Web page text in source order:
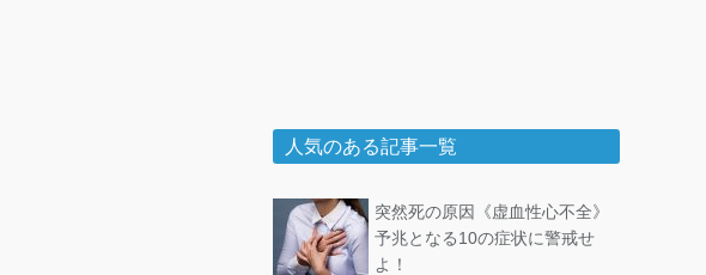
人気のある記事一覧
突然死の原因《虚血性心不全》
予兆となる10の症状に警戒せ
よ！